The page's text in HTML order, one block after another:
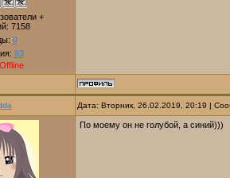
+
7158
0
83
Offline
Дата: Вторник, 26.02.2019, 20:19 |
По моему он не голубой, а синий)))